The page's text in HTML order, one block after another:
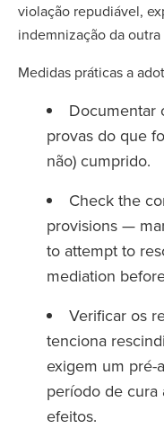
violação repudiável,
indemnização da outra
Medidas práticas a
Documentar
provas do que
não) cumprido.
Check the
provisions —
to attempt to
mediation
Verificar os
tenciona
exigem um pré-
período de cura
efeitos.